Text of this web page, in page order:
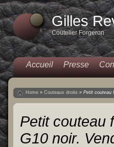
Gilles
Coutelier Forgeron
Accueil Presse
Home » Couteaux droits » Petit couteau
Petit couteau
G10 noir.